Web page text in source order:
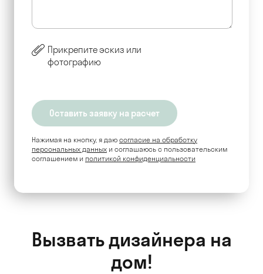
Прикрепите эскиз или
фотографию
Нажимая на кнопку, я даю согласие на обработку
персональных данных и соглашаюсь c пользовательским
соглашением и политикой конфиденциальности
Вызвать дизайнера на
дом!